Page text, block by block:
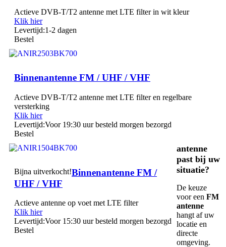
Actieve DVB-T/T2 antenne met LTE filter in wit kleur
Klik hier
Levertijd:1-2 dagen
Bestel
Binnenantenne FM / UHF / VHF
Actieve DVB-T/T2 antenne met LTE filter en regelbare
versterking
Klik hier
Levertijd:Voor 19:30 uur besteld morgen bezorgd
Bestel
Bijna uitverkocht!Binnenantenne FM /
UHF / VHF
Actieve antenne op voet met LTE filter
Klik hier
Levertijd:Voor 15:30 uur besteld morgen bezorgd
Bestel
antenne
past bij uw
situatie?
De keuze
voor een FM
antenne
hangt af uw
locatie en
directe
omgeving.